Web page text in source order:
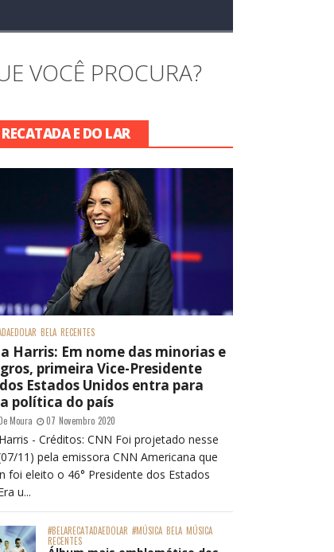
VOCÊ PROCURA?
E DO LAR
BELA RECENTES
Harris: Em nome das minorias e
primeira Vice-Presidente
Estados Unidos entra para
política do país
Moura 07 Novembro 2020
- Créditos: CNN Foi projetado nesse
11) pela emissora CNN Americana que
foi eleito o 46° Presidente dos Estados
u...
#BELARECATADAEDOLAR #MÚSICA BELA MÚSICA
RECENTES